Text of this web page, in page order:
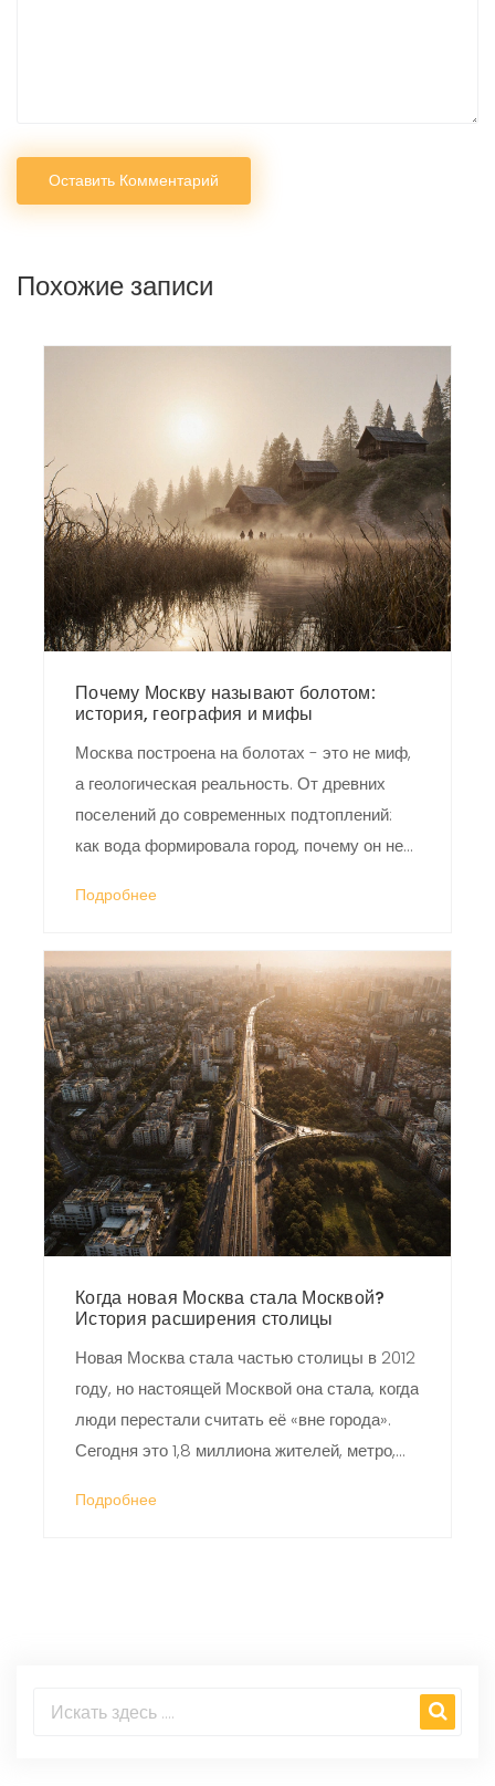
Оставить Комментарий
Похожие записи
Почему Москву называют болотом:
история, география и мифы
Москва построена на болотах - это не миф,
а геологическая реальность. От древних
поселений до современных подтоплений:
как вода формировала город, почему он не
Подробнее
Когда новая Москва стала Москвой?
История расширения столицы
Новая Москва стала частью столицы в 2012
году, но настоящей Москвой она стала, когда
люди перестали считать её «вне города».
Сегодня это 1,8 миллиона жителей, метро,
Подробнее